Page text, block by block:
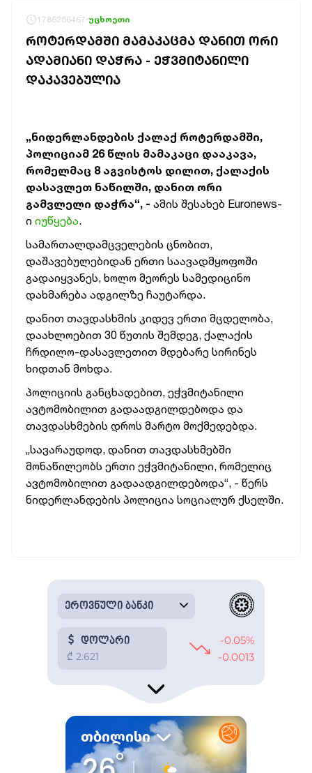
1786256467 უცხოეთი
ᲠᲝᲢᲔᲠᲓᲐᲛᲨᲘ ᲛᲐᲛᲐᲙᲐᲪᲛᲐ ᲓᲐᲜᲘᲗ ᲝᲠᲘ
ᲐᲓᲐᲛᲘᲐᲜᲘ ᲓᲐᲭᲠᲐ - ᲔᲭᲕᲛᲘᲢᲐᲜᲘᲚᲘ
ᲓᲐᲙᲐᲕᲔᲑᲣᲚᲘᲐ
„ნიდერლანდების ქალაქ როტერდამში,
პოლიციამ 26 წლის მამაკაცი დააკავა,
რომელმაც 8 აგვისტოს დილით, ქალაქის
დასავლეთ ნაწილში, დანით ორი
გამვლელი დაჭრა“, - ამის შესახებ Euronews-
ი იუწყება.
სამართალდამცველების ცნობით,
დაშავებულებიდან ერთი საავადმყოფოში
გადაიყვანეს, ხოლო მეორეს სამედიცინო
დახმარება ადგილზე ჩაუტარდა.
დანით თავდასხმის კიდევ ერთი მცდელობა,
დაახლოებით 30 წუთის შემდეგ, ქალაქის
ჩრდილო-დასავლეთით მდებარე სირინეს
ხიდთან მოხდა.
პოლიციის განცხადებით, ეჭვმიტანილი
ავტომობილით გადაადგილდებოდა და
თავდასხმების დროს მარტო მოქმედებდა.
„სავარაუდოდ, დანით თავდასხმებში
მონაწილეობს ერთი ეჭვმიტანილი, რომელიც
ავტომობილით გადაადგილდებოდა“, - წერს
ნიდერლანდების პოლიცია სოციალურ ქსელში.